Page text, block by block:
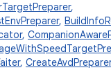
,
,
,
,